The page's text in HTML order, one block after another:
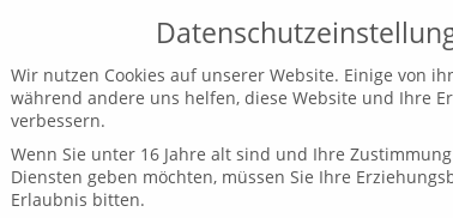
Wir nutzen Cookies auf unserer Website. Einige von
während andere uns helfen, diese Website und Ihre
verbessern.
Wenn Sie unter 16 Jahre alt sind und Ihre
Diensten geben möchten, müssen Sie Ihre
Erlaubnis bitten.